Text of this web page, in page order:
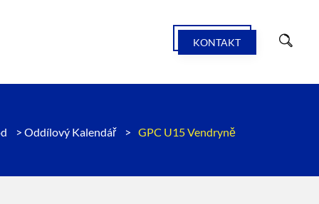
KONTAKT
> Oddílový Kalendář > GPC U15 Vendryně